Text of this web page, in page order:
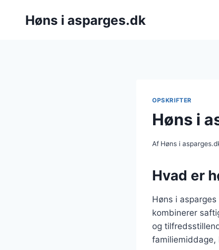
Høns i asparges.dk
OPSKRIFTER
Høns i
Af Høns i
Hvad er
Høns i
kombinerer
og
familiemiddage,